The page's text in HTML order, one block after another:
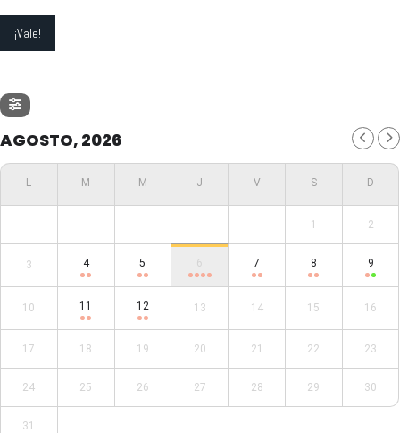
AGOSTO, 2026
- - - - - 1 2
3 4 5 6 7 8 9
10 11 12 13 14 15 16
17 18 19 20 21 22 23
24 25 26 27 28 29 30
31